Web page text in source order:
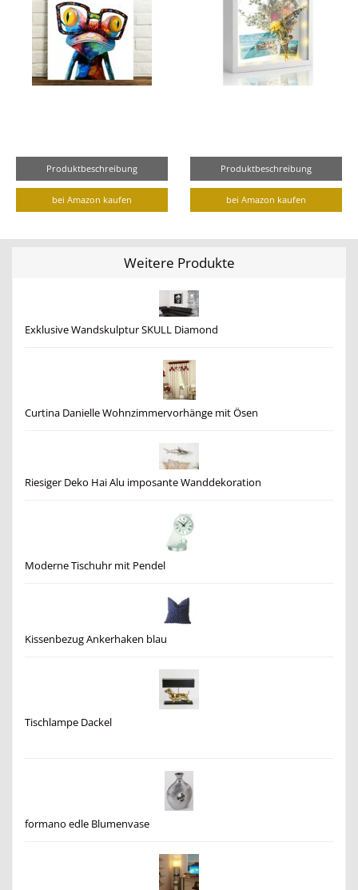
Produktbeschreibung
bei Amazon kaufen
Produktbeschreibung
bei Amazon kaufen
Weitere Produkte
Exklusive Wandskulptur SKULL Diamond
Curtina Danielle Wohnzimmervorhänge mit Ösen
Riesiger Deko Hai Alu imposante Wanddekoration
Moderne Tischuhr mit Pendel
Kissenbezug Ankerhaken blau
Tischlampe Dackel
formano edle Blumenvase